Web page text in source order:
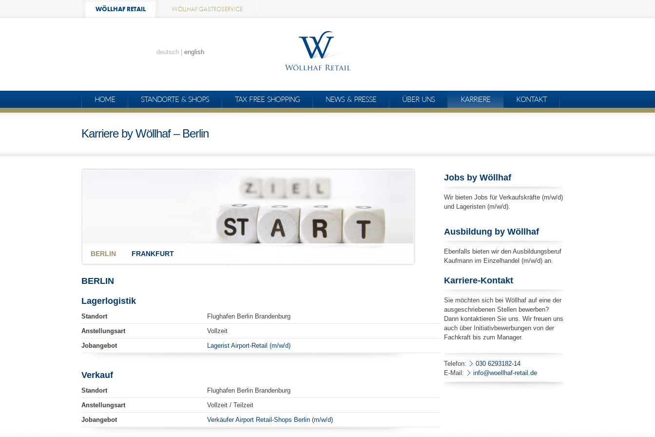
WÖLLHAF RETAIL WÖLLHAF GASTROSERVICE
deutsch english
HOME STANDORTE & SHOPS TAX FREE SHOPPING NEWS & PRESSE ÜBER UNS KARRIERE KONTAKT
Karriere by Wöllhaf – Berlin
BERLIN FRANKFURT
BERLIN
Lagerlogistik
Standort
Flughafen Berlin Brandenburg
Anstellungsart
Vollzeit
Jobangebot
Lagerist Airport-Retail (m/w/d)
Verkauf
Standort
Flughafen Berlin Brandenburg
Anstellungsart
Vollzeit / Teilzeit
Jobangebot
Verkäufer Airport Retail-Shops Berlin (m/w/d)
Jobs by Wöllhaf
Wir bieten Jobs für Verkaufskräfte (m/w/d)
und Lageristen (m/w/d).
Ausbildung by Wöllhaf
Ebenfalls bieten wir den Ausbildungsberuf
Kaufmann im Einzelhandel (m/w/d) an.
Karriere-Kontakt
Sie möchten sich bei Wöllhaf auf eine der
ausgeschriebenen Stellen bewerben?
Dann kontaktieren Sie uns. Wir freuen uns
auch über Initiativbewerbungen von der
Fachkraft bis zum Manager.
Telefon:
030 6293182-14
E-Mail:
info@woellhaf-retail.de